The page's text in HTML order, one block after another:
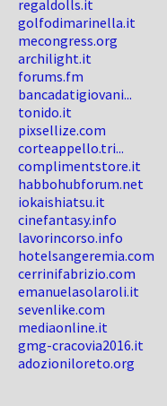
regaldolls.it
golfodimarinella.it
mecongress.org
archilight.it
forums.fm
bancadatigiovani...
tonido.it
pixsellize.com
corteappello.tri...
complimentstore.it
habbohubforum.net
iokaishiatsu.it
cinefantasy.info
lavorincorso.info
hotelsangeremia.com
cerrinifabrizio.com
emanuelasolaroli.it
sevenlike.com
mediaonline.it
gmg-cracovia2016.it
adozioniloreto.org